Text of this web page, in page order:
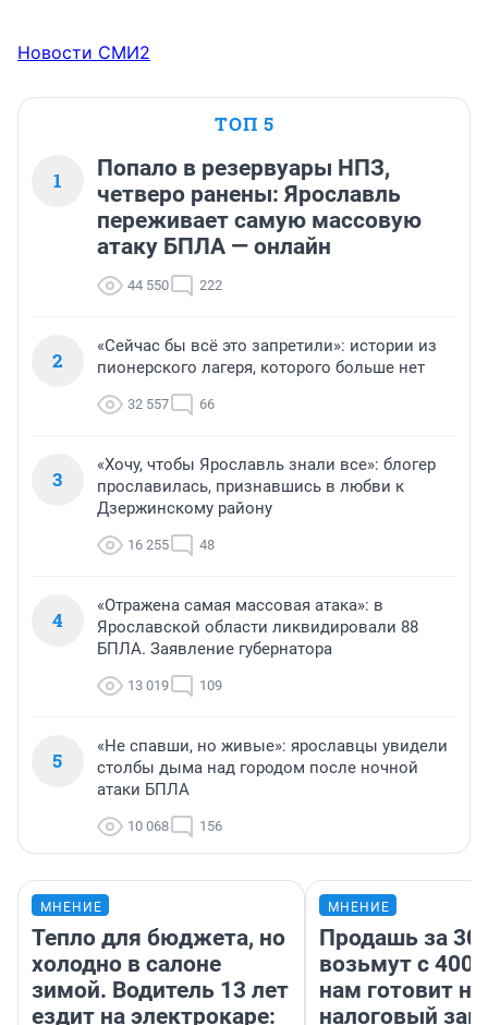
Новости СМИ2
ТОП 5
1
Попало в резервуары НПЗ,
четверо ранены: Ярославль
переживает самую массовую
атаку БПЛА — онлайн
44 550 222
2
«Сейчас бы всё это запретили»: истории из
пионерского лагеря, которого больше нет
32 557 66
3
«Хочу, чтобы Ярославль знали все»: блогер
прославилась, признавшись в любви к
Дзержинскому району
16 255 48
4
«Отражена самая массовая атака»: в
Ярославской области ликвидировали 88
БПЛА. Заявление губернатора
13 019 109
5
«Не спавши, но живые»: ярославцы увидели
столбы дыма над городом после ночной
атаки БПЛА
10 068 156
МНЕНИЕ
Тепло для бюджета, но
холодно в салоне
зимой. Водитель 13 лет
ездит на электрокаре:
МНЕНИЕ
Продашь за
возьмут с
нам готовит
налоговый